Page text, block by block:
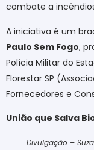
combate a
A iniciativa é um
Paulo Sem Fogo,
Polícia Militar do
Florestar SP
Fornecedores e
União que Salva
Divulgação –